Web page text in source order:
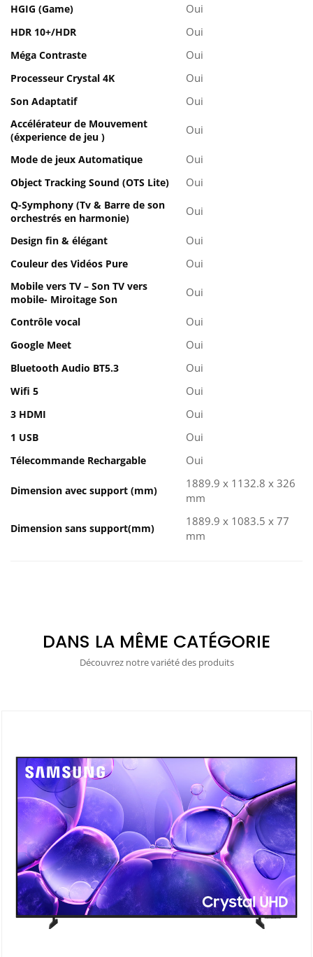
HGIG (Game) Oui
HDR 10+/HDR Oui
Méga Contraste Oui
Processeur Crystal 4K Oui
Son Adaptatif Oui
Accélérateur de Mouvement
(éxperience de jeu )
Oui
Mode de jeux Automatique Oui
Object Tracking Sound (OTS Lite) Oui
Q-Symphony (Tv & Barre de son
orchestrés en harmonie)
Oui
Design fin & élégant Oui
Couleur des Vidéos Pure Oui
Mobile vers TV – Son TV vers
mobile- Miroitage Son
Oui
Contrôle vocal Oui
Google Meet Oui
Bluetooth Audio BT5.3 Oui
Wifi 5 Oui
3 HDMI Oui
1 USB Oui
Télecommande Rechargable Oui
Dimension avec support (mm)
1889.9 x 1132.8 x 326
mm
Dimension sans support(mm)
1889.9 x 1083.5 x 77
mm
DANS LA MÊME CATÉGORIE
Découvrez notre variété des produits